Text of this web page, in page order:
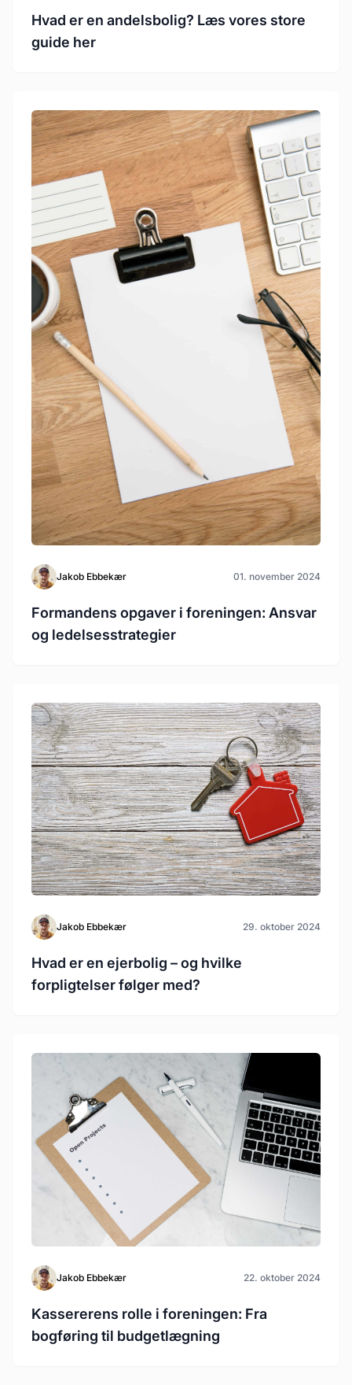
Hvad er en andelsbolig? Læs vores store
guide her
Jakob Ebbekær 01. november 2024
Formandens opgaver i foreningen: Ansvar
og ledelsesstrategier
Jakob Ebbekær 29. oktober 2024
Hvad er en ejerbolig – og hvilke
forpligtelser følger med?
Jakob Ebbekær 22. oktober 2024
Kassererens rolle i foreningen: Fra
bogføring til budgetlægning